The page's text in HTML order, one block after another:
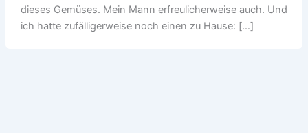
dieses Gemüses. Mein Mann erfreulicherweise auch. Und
ich hatte zufälligerweise noch einen zu Hause: […]